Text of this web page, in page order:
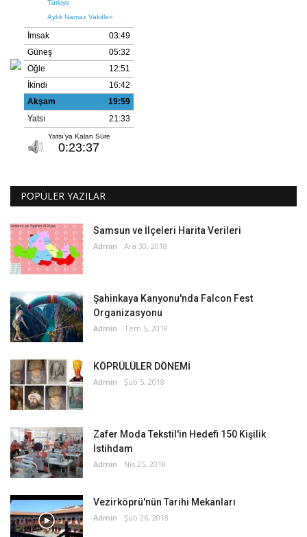
POPÜLER YAZILAR
Samsun ve İlçeleri Harita Verileri
Admin Ara 30, 2018
Şahinkaya Kanyonu'nda Falcon Fest
Organizasyonu
Admin Tem 5, 2018
KÖPRÜLÜLER DÖNEMİ
Admin Şub 5, 2018
Zafer Moda Tekstil'in Hedefi 150 Kişilik
İstihdam
Admin Nis 25, 2018
Vezirköprü'nün Tarihi Mekanları
Admin Şub 26, 2018